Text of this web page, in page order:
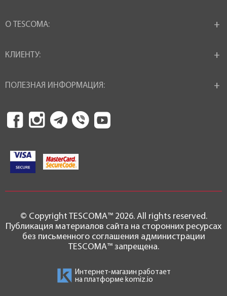
О TESCOMA:
КЛИЕНТУ:
ПОЛЕЗНАЯ ИНФОРМАЦИЯ:
© Copyright TESCOMA™ 2026. All rights reserved.
Публикация материалов сайта на сторонних ресурсах
без письменного соглашения администрации
TESCOMA™ запрещена.
Интернет-магазин работает
на платформе komiz.io